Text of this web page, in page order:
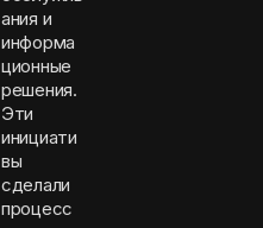
ания и
информа
ционные
решения.
Эти
инициати
вы
сделали
процесс